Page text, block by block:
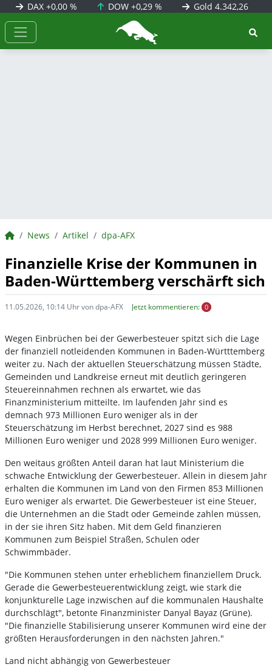
DAX +0,00 % DOW+0,29 % Gold 4.342,26
BörsenNEWS.de
BörsenNEWS.de
News Artikel dpa-AFX
Finanzielle Krise der Kommunen in
Baden-Württemberg verschärft sich
11.05.2026, 10:14 Uhr von dpa-AFX Jetzt kommentieren: 0
Wegen Einbrüchen bei der Gewerbesteuer spitzt sich die Lage
der finanziell notleidenden Kommunen in Baden-Württtemberg
weiter zu. Nach der aktuellen Steuerschätzung müssen Städte,
Gemeinden und Landkreise erneut mit deutlich geringeren
Steuereinnahmen rechnen als erwartet, wie das
Finanzministerium mitteilte. Im laufenden Jahr sind es
demnach 973 Millionen Euro weniger als in der
Steuerschätzung im Herbst berechnet, 2027 sind es 988
Millionen Euro weniger und 2028 999 Millionen Euro weniger.
Den weitaus größten Anteil daran hat laut Ministerium die
schwache Entwicklung der Gewerbesteuer. Allein in diesem Jahr
erhalten die Kommunen im Land von den Firmen 853 Millionen
Euro weniger als erwartet. Die Gewerbesteuer ist eine Steuer,
die Unternehmen an die Stadt oder Gemeinde zahlen müssen,
in der sie ihren Sitz haben. Mit dem Geld finanzieren
Kommunen zum Beispiel Straßen, Schulen oder
Schwimmbäder.
"Die Kommunen stehen unter erheblichem finanziellem Druck.
Gerade die Gewerbesteuerentwicklung zeigt, wie stark die
konjunkturelle Lage inzwischen auf die kommunalen Haushalte
durchschlägt", betonte Finanzminister Danyal Bayaz (Grüne).
"Die finanzielle Stabilisierung unserer Kommunen wird eine der
größten Herausforderungen in den nächsten Jahren."
Land nicht abhängig von Gewerbesteuer